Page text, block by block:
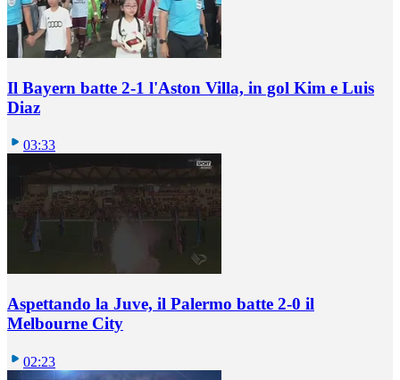
Il Bayern batte 2-1 l'Aston Villa, in gol Kim e Luis
Diaz
03:33
Aspettando la Juve, il Palermo batte 2-0 il
Melbourne City
02:23